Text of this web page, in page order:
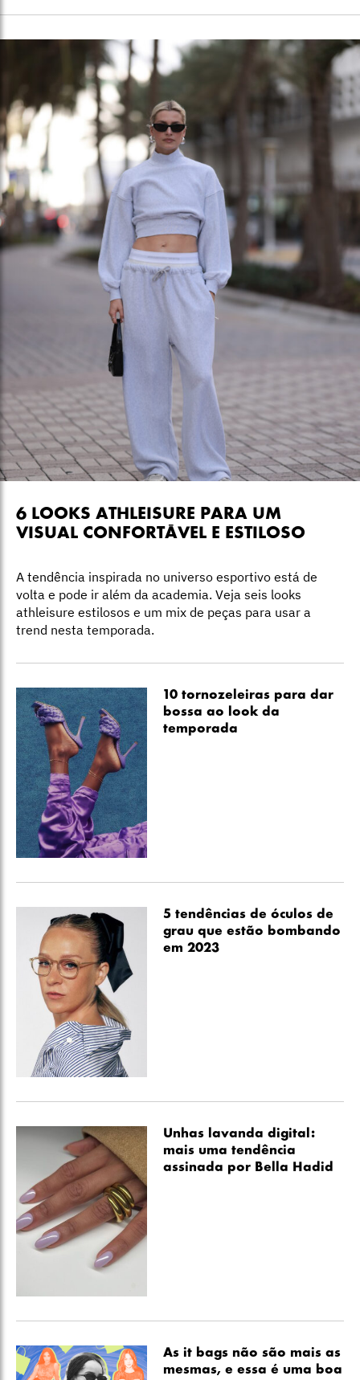
6 LOOKS ATHLEISURE PARA UM
VISUAL CONFORTÁVEL E ESTILOSO
A tendência inspirada no universo esportivo está de
volta e pode ir além da academia. Veja seis looks
athleisure estilosos e um mix de peças para usar a
trend nesta temporada.
10 tornozeleiras para dar
bossa ao look da
temporada
5 tendências de óculos de
grau que estão bombando
em 2023
Unhas lavanda digital:
mais uma tendência
assinada por Bella Hadid
As it bags não são mais as
mesmas, e essa é uma boa